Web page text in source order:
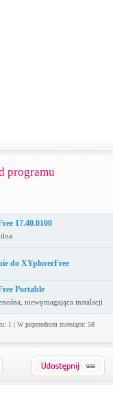
programu
17.40.0100
do XYplorerFree
Portable
niewymagająca instalacji
1 | W poprzednim miesiącu: 58